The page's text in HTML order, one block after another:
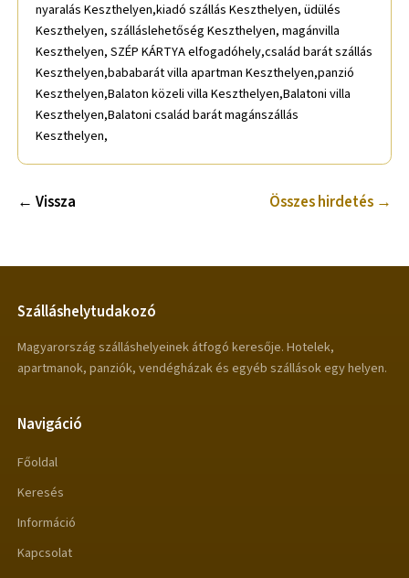
nyaralás Keszthelyen,kiadó szállás Keszthelyen, üdülés
Keszthelyen, szálláslehetőség Keszthelyen, magánvilla
Keszthelyen, SZÉP KÁRTYA elfogadóhely,család barát szállás
Keszthelyen,bababarát villa apartman Keszthelyen,panzió
Keszthelyen,Balaton közeli villa Keszthelyen,Balatoni villa
Keszthelyen,Balatoni család barát magánszállás
Keszthelyen,
← Vissza Összes hirdetés →
Szálláshelytudakozó
Magyarország szálláshelyeinek átfogó keresője. Hotelek,
apartmanok, panziók, vendégházak és egyéb szállások egy helyen.
Navigáció
Főoldal
Keresés
Információ
Kapcsolat